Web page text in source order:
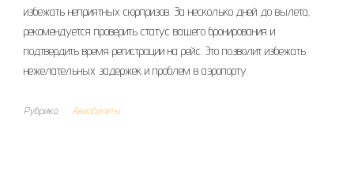
избежать неприятных сюрпризов. За несколько дней до вылета‚
рекомендуется проверить статус вашего бронирования и
подтвердить время регистрации на рейс. Это позволит избежать
нежелательных задержек и проблем в аэропорту.
Рубрика Авиабилеты